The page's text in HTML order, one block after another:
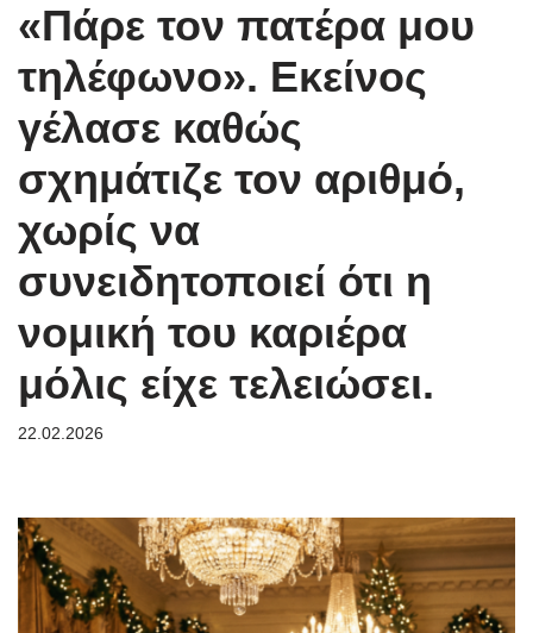
«Πάρε τον πατέρα μου
τηλέφωνο». Εκείνος
γέλασε καθώς
σχημάτιζε τον αριθμό,
χωρίς να
συνειδητοποιεί ότι η
νομική του καριέρα
μόλις είχε τελειώσει.
22.02.2026